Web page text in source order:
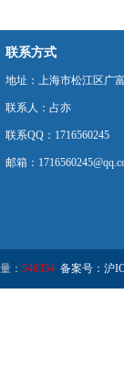
联系方式
地址：上海市松江区广
联系人：占亦
联系QQ：1716560245
邮箱：
： 546354 备案号：沪